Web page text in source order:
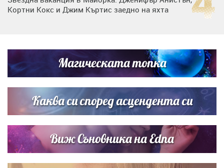
Кортни Кокс и Джим Къртис заедно на яхта
си деца на семейна морска приказка
Дъщерята на Тодор Батков вдигна сватба, Стоичков и
Братя Аргирови я изненадаха с песен
Магическата топка
Каква си според асцендента си
Виж Съновника на Edna